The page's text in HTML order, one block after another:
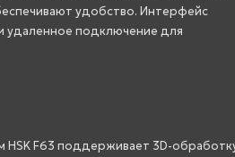
удобство. Интерфейс
удаленное подключение для
HSK F63 поддерживает 3D-